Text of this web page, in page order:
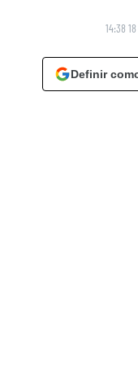
14:38
Definir